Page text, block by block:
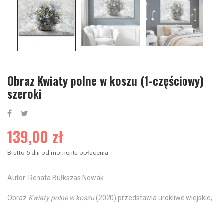
Obraz Kwiaty polne w koszu (1-częściowy)
szeroki
139,00 zł
Brutto 5 dni od momentu opłacenia
Autor: Renata Bułkszas Nowak
Obraz Kwiaty polne w koszu(2020) przedstawia urokliwe wiejskie,